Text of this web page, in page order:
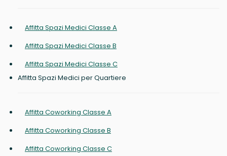
Affitta Spazi Medici Classe A
Affitta Spazi Medici Classe B
Affitta Spazi Medici Classe C
Affitta Spazi Medici per Quartiere
Affitta Coworking Classe A
Affitta Coworking Classe B
Affitta Coworking Classe C